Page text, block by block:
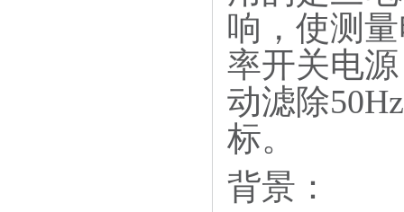
响，使测
率开关电
动滤除
标。
背景：